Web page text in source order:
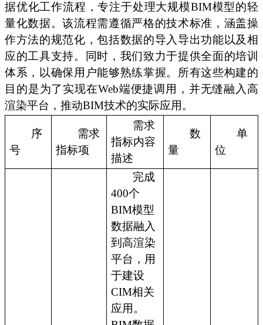
据优化工作流程，专注于处理大规模BIM模型的轻
量化数据。该流程需遵循严格的技术标准，涵盖操
作方法的规范化，包括数据的导入导出功能以及相
应的工具支持。同时，我们致力于提供全面的培训
体系，以确保用户能够熟练掌握。所有这些构建的
目的是为了实现在Web端便捷调用，并无缝融入高
渲染平台，推动BIM技术的实际应用。
序
号
需求
指标项
需求
指标内容
描述
数
量
单
位
完成
400个
BIM模型
数据融入
到高渲染
平台，用
于建设
CIM相关
应用。